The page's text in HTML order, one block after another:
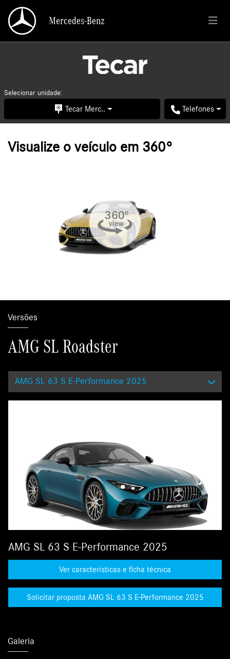
Mercedes-Benz
Selecionar unidade:
Tecar Merc.. Telefones
Visualize o veículo em 360°
Versões
AMG SL Roadster
AMG SL 63 S E-Performance 2025
AMG SL 63 S E-Performance 2025
Ver características e ficha técnica
Solicitar proposta AMG SL 63 S E-Performance 2025
Galeria
Mercedes-Benz